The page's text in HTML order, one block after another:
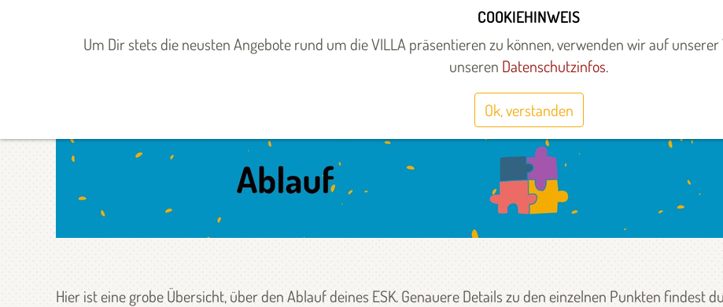
COOKIEHINWEIS
Um Dir stets die neusten Angebote rund um die VILLA präsentieren zu können, verwenden wir auf
unseren Datenschutzinfos.
Ok, verstanden
ANGEBOTE MITGESTALTEN UNTERSTÜTZEN ÜBER UNS WEITERE STANDORTE
Ablauf
Hier ist eine grobe Übersicht, über den Ablauf deines ESK. Genauere Details zu den einzelnen Punkten findest